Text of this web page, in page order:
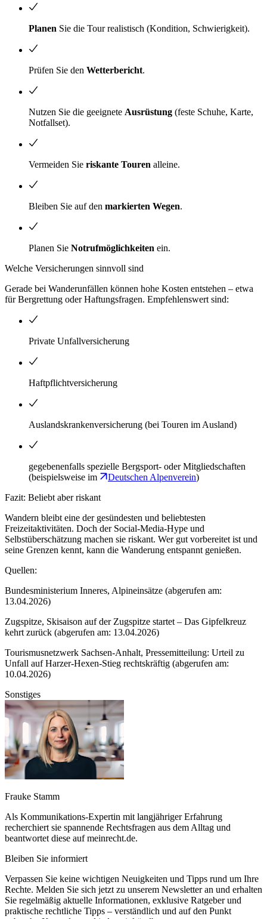
Planen Sie die Tour realistisch (Kondition, Schwierigkeit).
Prüfen Sie den Wetterbericht.
Nutzen Sie die geeignete Ausrüstung (feste Schuhe, Karte,
Notfallset).
Vermeiden Sie riskante Touren alleine.
Bleiben Sie auf den markierten Wegen.
Planen Sie Notrufmöglichkeiten ein.
Welche Versicherungen sinnvoll sind
Gerade bei Wanderunfällen können hohe Kosten entstehen – etwa
für Bergrettung oder Haftungsfragen. Empfehlenswert sind:
Private Unfallversicherung
Haftpflichtversicherung
Auslandskrankenversicherung (bei Touren im Ausland)
gegebenenfalls spezielle Bergsport- oder Mitgliedschaften
(beispielsweise im
Deutschen Alpenverein)
Fazit: Beliebt aber riskant
Wandern bleibt eine der gesündesten und beliebtesten
Freizeitaktivitäten. Doch der Social-Media-Hype und
Selbstüberschätzung machen sie riskant. Wer gut vorbereitet ist und
seine Grenzen kennt, kann die Wanderung entspannt genießen.
Quellen:
Bundesministerium Inneres, Alpineinsätze (abgerufen am:
13.04.2026)
Zugspitze, Skisaison auf der Zugspitze startet – Das Gipfelkreuz
kehrt zurück (abgerufen am: 13.04.2026)
Tourismusnetzwerk Sachsen-Anhalt, Pressemitteilung: Urteil zu
Unfall auf Harzer-Hexen-Stieg rechtskräftig (abgerufen am:
10.04.2026)
Sonstiges
Frauke Stamm
Als Kommunikations-Expertin mit langjähriger Erfahrung
recherchiert sie spannende Rechtsfragen aus dem Alltag und
beantwortet diese auf meinrecht.de.
Bleiben Sie informiert
Verpassen Sie keine wichtigen Neuigkeiten und Tipps rund um Ihre
Rechte. Melden Sie sich jetzt zu unserem Newsletter an und erhalten
Sie regelmäßig aktuelle Informationen, exklusive Ratgeber und
praktische rechtliche Tipps – verständlich und auf den Punkt